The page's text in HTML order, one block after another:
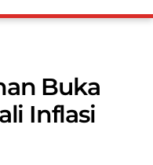
Buka
Inflasi